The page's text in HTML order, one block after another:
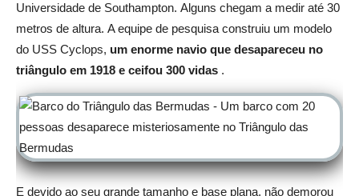
Universidade de Southampton. Alguns chegam a medir até 30
metros de altura. A equipe de pesquisa construiu um modelo
do USS Cyclops, um enorme navio que desapareceu no
triângulo em 1918 e ceifou 300 vidas .
E devido ao seu grande tamanho e base plana, não demorou